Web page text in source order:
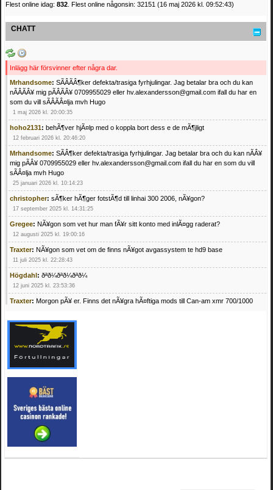
Flest online idag: 832 . Flest online någonsin: 32151 (16 maj 2026 kl. 09:52:43)
CHATT
Inlägg här försvinner efter några dar.
Mrhandsome: SÃÂÃÂ¶ker defekta/trasiga fyrhjulingar. Jag betalar bra och du kan
nÃÂÃÂ¥ mig pÃÂÃÂ¥ 0709955029 eller hv.alexandersson@gmail.com ifall du har en
som du vill sÃÂÃÂ¤lja mvh Hugo
1 maj 2026 kl. 20:00:35
hoho2131: behÃ¶ver hjÃ¤lp med o koppla bort dess e de mÃ¶jligt
12 februari 2026 kl. 20:46:20
Mrhandsome: SÃÂ¶ker defekta/trasiga fyrhjulingar. Jag betalar bra och du kan nÃÂ¥
mig pÃÂ¥ 0709955029 eller hv.alexandersson@gmail.com ifall du har en som du vill
sÃÂ¤lja mvh Hugo
25 januari 2026 kl. 10:14:23
christopher: sÃ¶ker hÃ¶ger fotstÃ¶d till linhai 300 2006, nÃ¥gon?
17 september 2025 kl. 14:31:25
Gregee: NÃ¥gon som vet hur man fÃ¥r sitt konto med inlÃ¤gg raderat?
12 augusti 2025 kl. 19:00:16
Traxter: NÃ¥gon som vet om de finns nÃ¥got avgassystem te hd9 base
11 juli 2025 kl. 22:28:43
Högdahl: ðªð¼ðªð¼ðªð¼
12 juni 2025 kl. 23:53:36
Traxter: Morgon pÃ¥ er. Finns det nÃ¥gra hÃ¤ftiga mods till Can-am xmr 700/1000
Mrhandsome:SÃ¶ker defekta/trasiga fyrhjulingar. Jag betalar bra och du kan nÃ¥ mig
pÃ¥ 0709955029 eller hv.alexandersson@gmail.com ifall du har en som du vill sÃ¤lja
mvh Hugo
21 februari 2025 kl. 09:25:52
Oscar5:NÃ¥gon som vet vad man kan begÃ¤ra fÃ¶r en Honda TRX 350 FE 2005
4 februari 2025 kl. 19:20:50
Oscar5:44
4 februari 2025 kl. 19:15:36
Greger59:NÃ¤gon som vet har en Cetek 500 EFI
15 januari 2025 kl. 23:49:44
Mrhandsome:SÃÂ¶ker defekta/trasiga fyrhjulingar. Jag betalar bra och du kan nÃÂ¥